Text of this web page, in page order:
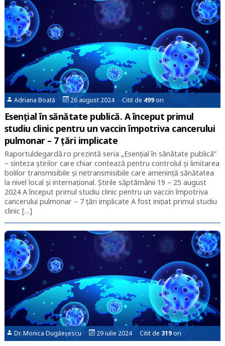
Adriana Boată 26 august 2024 Citit de 499ori
Esențial în sănătate publică. A început primul
studiu clinic pentru un vaccin împotriva cancerului
pulmonar – 7 țări implicate
Raportuldegardă.ro prezintă seria „Esențial în sănătate publică”
– sinteza știrilor care chiar contează pentru controlul și limitarea
bolilor transmisibile și netransmisibile care amenință sănătatea
la nivel local și internațional. Știrile săptămânii 19 – 25 august
2024 A început primul studiu clinic pentru un vaccin împotriva
cancerului pulmonar – 7 țări implicate A fost inițiat primul studiu
clinic […]
Dr. Monica Dugăeșescu 29 iulie 2024 Citit de 319ori